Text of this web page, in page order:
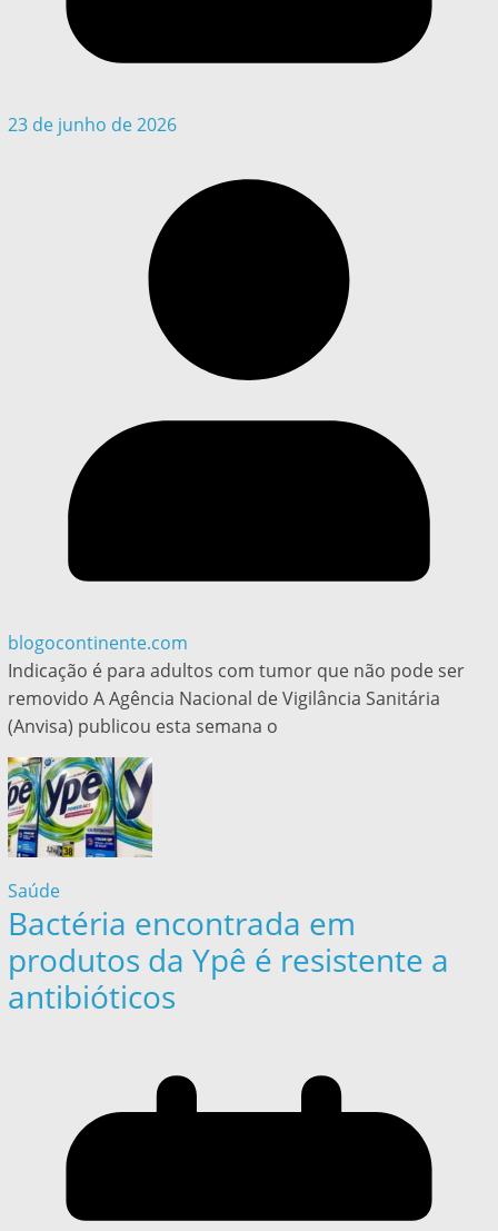
23 de junho de 2026
blogocontinente.com
Indicação é para adultos com tumor que não pode ser
removido A Agência Nacional de Vigilância Sanitária
(Anvisa) publicou esta semana o
Saúde
Bactéria encontrada em
produtos da Ypê é resistente a
antibióticos